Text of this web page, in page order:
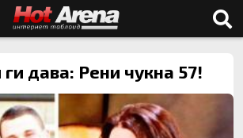
дава: Рени чукна 57!